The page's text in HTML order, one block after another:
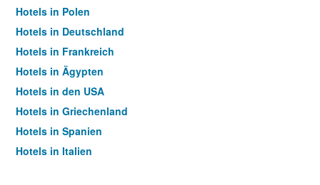
Hotels in Polen
Hotels in Deutschland
Hotels in Frankreich
Hotels in Ägypten
Hotels in den USA
Hotels in Griechenland
Hotels in Spanien
Hotels in Italien